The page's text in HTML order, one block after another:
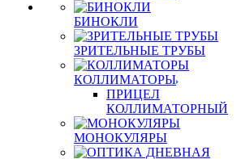
БИНОКЛИ
ЗРИТЕЛЬНЫЕ ТРУБЫ
КОЛЛИМАТОРЫ
ПРИЦЕЛ
КОЛЛИМАТОРНЫЙ
МОНОКУЛЯРЫ